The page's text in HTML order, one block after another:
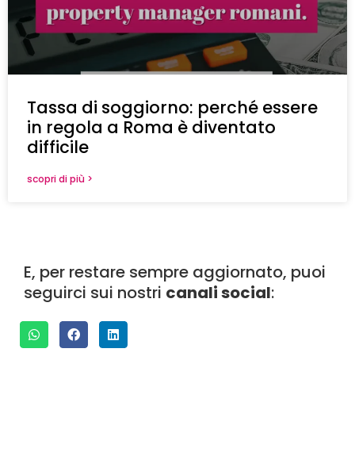
Tassa di soggiorno: perché essere
in regola a Roma è diventato
difficile
scopri di più >
E, per restare sempre aggiornato, puoi
seguirci sui nostri canali social: